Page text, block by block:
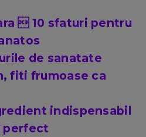
 10 sfaturi pentru
de sanatate
fiti frumoase ca
indispensabil
perfect